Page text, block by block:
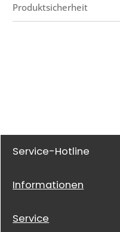
Produktsicherheit
Service-Hotline
Informationen
Service